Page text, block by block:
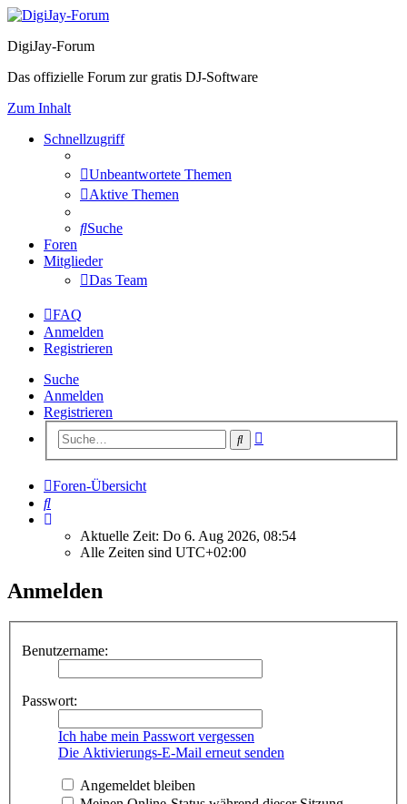
DigiJay-Forum
Das offizielle Forum zur gratis DJ-Software
Zum Inhalt
Schnellzugriff
Unbeantwortete Themen
Aktive Themen
Suche
Foren
Mitglieder
Das Team
FAQ
Anmelden
Registrieren
Suche
Anmelden
Registrieren
Suche
Foren-Übersicht
Suche
Aktuelle Zeit: Do 6. Aug 2026, 08:54
Alle Zeiten sind UTC+02:00
Anmelden
Benutzername:
Passwort:
Ich habe mein Passwort vergessen
Die Aktivierungs-E-Mail erneut senden
Angemeldet bleiben